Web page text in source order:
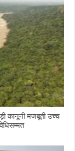
कानूनी मजबूती उच्च